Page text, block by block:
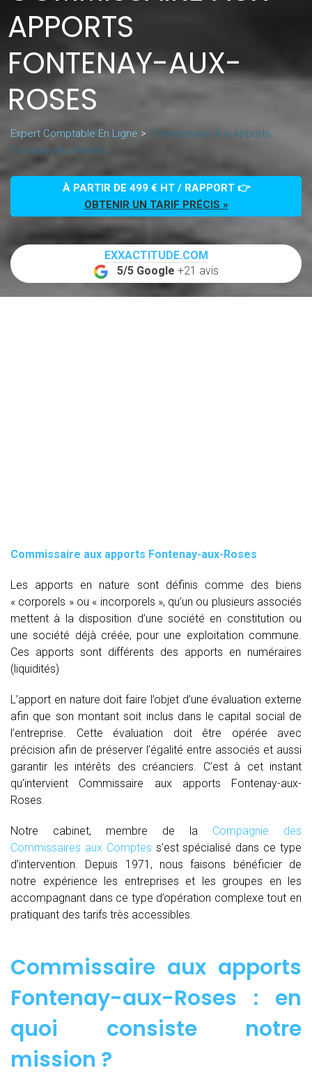
APPORTS
FONTENAY-AUX-
ROSES
Expert Comptable En Ligne > Commissaire Aux Apports
Fontenay-Aux-Roses
À PARTIR DE 499 € HT / RAPPORT 👉
OBTENIR UN TARIF PRÉCIS »
EXXACTITUDE.COM
5/5 Google +21 avis
Commissaire aux apports Fontenay-aux-Roses
Les apports en nature sont définis comme des biens
« corporels » ou « incorporels », qu’un ou plusieurs associés
mettent à la disposition d’une société en constitution ou
une société déjà créée, pour une exploitation commune.
Ces apports sont différents des apports en numéraires
(liquidités)
L’apport en nature doit faire l’objet d’une évaluation externe
afin que son montant soit inclus dans le capital social de
l’entreprise. Cette évaluation doit être opérée avec
précision afin de préserver l’égalité entre associés et aussi
garantir les intérêts des créanciers. C’est à cet instant
qu’intervient Commissaire aux apports Fontenay-aux-
Roses.
Notre cabinet, membre de la Compagnie des
Commissaires aux Comptes s’est spécialisé dans ce type
d’intervention. Depuis 1971, nous faisons bénéficier de
notre expérience les entreprises et les groupes en les
accompagnant dans ce type d’opération complexe tout en
pratiquant des tarifs très accessibles.
Commissaire aux apports
Fontenay-aux-Roses : en
quoi consiste notre
mission ?